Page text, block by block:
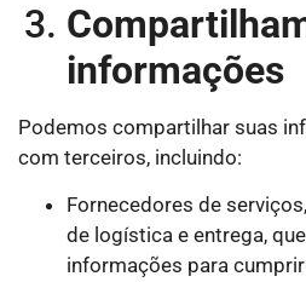
informações
Podemos compartilhar suas
com terceiros, incluindo:
Fornecedores de
de logística e entrega,
informações para